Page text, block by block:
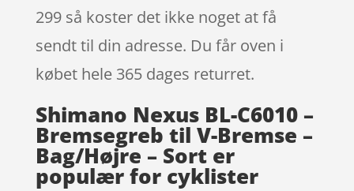
299 så koster det ikke noget at få
sendt til din adresse. Du får oven i
købet hele 365 dages returret.
Shimano Nexus BL-C6010 –
Bremsegreb til V-Bremse –
Bag/Højre – Sort er
populær for cyklister